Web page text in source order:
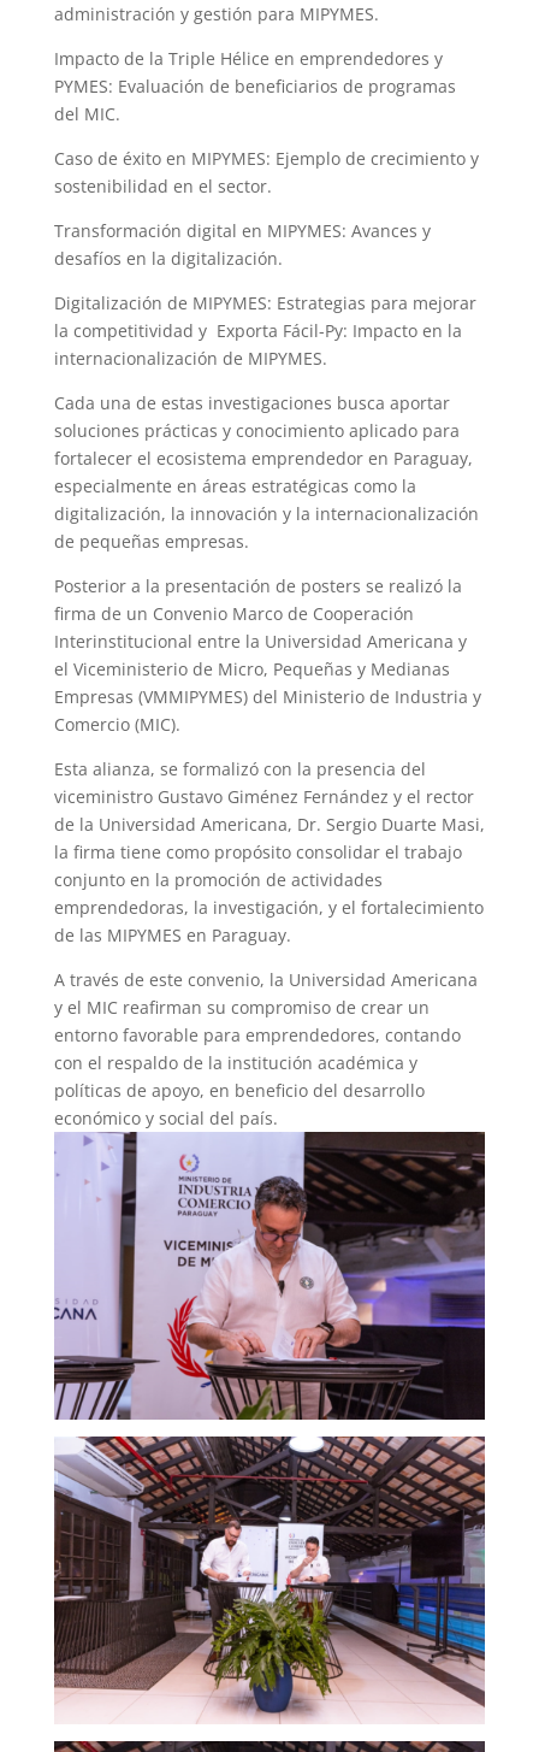
administración y gestión para MIPYMES.
Impacto de la Triple Hélice en emprendedores y
PYMES: Evaluación de beneficiarios de programas
del MIC.
Caso de éxito en MIPYMES: Ejemplo de crecimiento y
sostenibilidad en el sector.
Transformación digital en MIPYMES: Avances y
desafíos en la digitalización.
Digitalización de MIPYMES: Estrategias para mejorar
la competitividad y Exporta Fácil-Py: Impacto en la
internacionalización de MIPYMES.
Cada una de estas investigaciones busca aportar
soluciones prácticas y conocimiento aplicado para
fortalecer el ecosistema emprendedor en Paraguay,
especialmente en áreas estratégicas como la
digitalización, la innovación y la internacionalización
de pequeñas empresas.
Posterior a la presentación de posters se realizó la
firma de un Convenio Marco de Cooperación
Interinstitucional entre la Universidad Americana y
el Viceministerio de Micro, Pequeñas y Medianas
Empresas (VMMIPYMES) del Ministerio de Industria y
Comercio (MIC).
Esta alianza, se formalizó con la presencia del
viceministro Gustavo Giménez Fernández y el rector
de la Universidad Americana, Dr. Sergio Duarte Masi,
la firma tiene como propósito consolidar el trabajo
conjunto en la promoción de actividades
emprendedoras, la investigación, y el fortalecimiento
de las MIPYMES en Paraguay.
A través de este convenio, la Universidad Americana
y el MIC reafirman su compromiso de crear un
entorno favorable para emprendedores, contando
con el respaldo de la institución académica y
políticas de apoyo, en beneficio del desarrollo
económico y social del país.